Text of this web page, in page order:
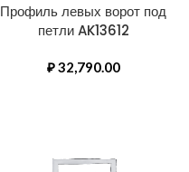
Профиль левых ворот под
петли AK13612
₽32,790.00